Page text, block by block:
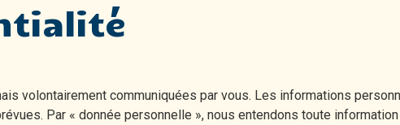
volontairement communiquées par vous. Les informations
Par « donnée personnelle », nous entendons toute